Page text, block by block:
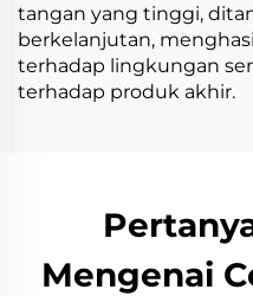
tangan yang tinggi,
berkelanjutan,
terhadap lingkungan
terhadap produk akhir.
Mengenai